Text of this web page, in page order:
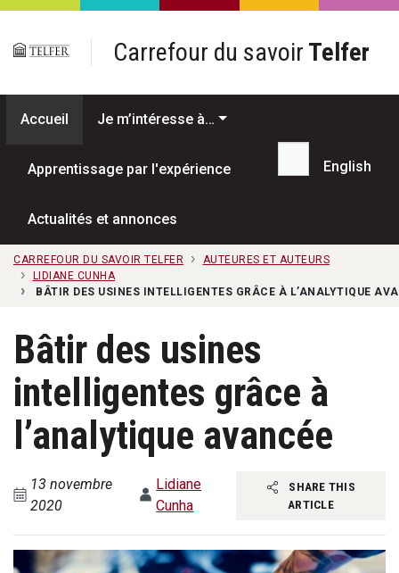
Passer au contenu principal
Carrefour du savoir Telfer
Accueil Je m’intéresse à…
Apprentissage par l'expérience
Actualités et annonces
Recherche...
English
CARREFOUR DU SAVOIR TELFER
AUTEURES ET AUTEURS
LIDIANE CUNHA
BÂTIR DES USINES INTELLIGENTES GRÂCE À L’ANALYTIQUE
Bâtir des usines
intelligentes grâce à
l’analytique avancée
13 novembre
2020
Lidiane
Cunha
SHARE THIS
ARTICLE